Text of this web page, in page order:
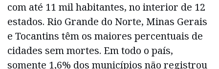
com até 11 mil habitantes, no interior de 12
estados. Rio Grande do Norte, Minas Gerais
e Tocantins têm os maiores percentuais de
cidades sem mortes. Em todo o país,
somente 1,6% dos municípios não registrou